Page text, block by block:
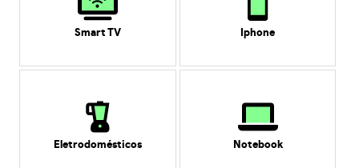
Smart TV Iphone
Eletrodomésticos Notebook